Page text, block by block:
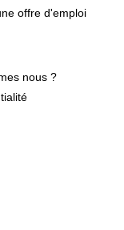
offre d'emploi
nous ?